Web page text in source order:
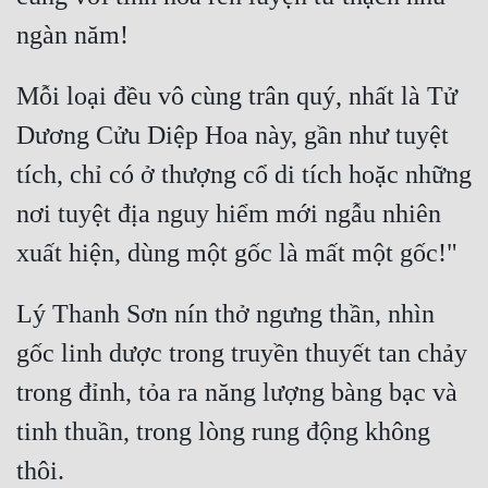
Mỗi loại đều vô cùng trân quý, nhất là Tử
Dương Cửu Diệp Hoa này, gần như tuyệt
tích, chỉ có ở thượng cổ di tích hoặc những
nơi tuyệt địa nguy hiểm mới ngẫu nhiên
Lý Thanh Sơn nín thở ngưng thần, nhìn
gốc linh dược trong truyền thuyết tan chảy
trong đỉnh, tỏa ra năng lượng bàng bạc và
tinh thuần, trong lòng rung động không